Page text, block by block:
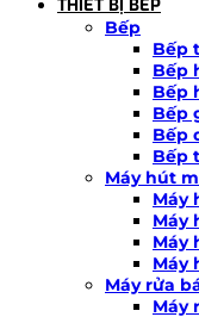
THIẾT BỊ BẾP
Bếp
Bếp
Bếp
Bếp
Bếp
Bếp
Bếp
Máy hút
Máy
Máy
Máy
Máy
Máy rửa
Máy